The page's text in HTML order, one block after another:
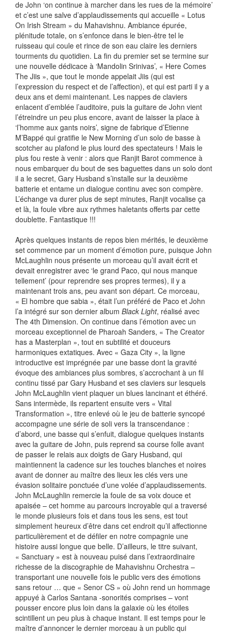
de John ‘on continue à marcher dans les rues de la mémoire’
et c’est une salve d’applaudissements qui accueille « Lotus
On Irish Stream » du Mahavishnu. Ambiance épurée,
plénitude totale, on s’enfonce dans le bien-être tel le
ruisseau qui coule et rince de son eau claire les derniers
tourments du quotidien. La fin du premier set se termine sur
une nouvelle dédicace à ‘Mandolin Srinivas’, « Here Comes
The Jiis », que tout le monde appelait Jiis (qui est
l’expression du respect et de l’affection), et qui est parti il y a
deux ans et demi maintenant. Les nappes de claviers
enlacent d’emblée l’auditoire, puis la guitare de John vient
l’étreindre un peu plus encore, avant de laisser la place à
‘l’homme aux gants noirs’, signe de fabrique d’Etienne
M’Bappé qui gratifie le New Morning d’un solo de basse à
scotcher au plafond le plus lourd des spectateurs ! Mais le
plus fou reste à venir : alors que Ranjit Barot commence à
nous embarquer du bout de ses baguettes dans un solo dont
il a le secret, Gary Husband s’installe sur la deuxième
batterie et entame un dialogue continu avec son compère.
L’échange va durer plus de sept minutes, Ranjit vocalise ça
et là, la foule vibre aux rythmes haletants offerts par cette
doublette. Fantastique !!!
Après quelques instants de repos bien mérités, le deuxième
set commence par un moment d’émotion pure, puisque John
McLaughlin nous présente un morceau qu’il avait écrit et
devait enregistrer avec ‘le grand Paco, qui nous manque
tellement’ (pour reprendre ses propres termes), il y a
maintenant trois ans, peu avant son départ. Ce morceau,
« El hombre que sabia », était l’un préféré de Paco et John
l’a intégré sur son dernier album Black Light, réalisé avec
The 4th Dimension. On continue dans l’émotion avec un
morceau exceptionnel de Pharoah Sanders, « The Creator
has a Masterplan », tout en subtilité et douceurs
harmoniques extatiques. Avec « Gaza City », la ligne
introductive est imprégnée par une basse dont la gravité
évoque des ambiances plus sombres, s’accrochant à un fil
continu tissé par Gary Husband et ses claviers sur lesquels
John McLaughlin vient plaquer un blues lancinant et éthéré.
Sans intermède, ils repartent ensuite vers « Vital
Transformation », titre enlevé où le jeu de batterie syncopé
accompagne une série de soli vers la transcendance :
d’abord, une basse qui s’enfuit, dialogue quelques instants
avec la guitare de John, puis reprend sa course folle avant
de passer le relais aux doigts de Gary Husband, qui
maintiennent la cadence sur les touches blanches et noires
avant de donner au maître des lieux les clés vers une
évasion solitaire ponctuée d’une volée d’applaudissements.
John McLaughlin remercie la foule de sa voix douce et
apaisée – cet homme au parcours incroyable qui a traversé
le monde plusieurs fois et dans tous les sens, est tout
simplement heureux d’être dans cet endroit qu’il affectionne
particulièrement et de défiler en notre compagnie une
histoire aussi longue que belle. D’ailleurs, le titre suivant,
« Sanctuary » est à nouveau puisé dans l’extraordinaire
richesse de la discographie de Mahavishnu Orchestra –
transportant une nouvelle fois le public vers des émotions
sans retour … que « Senor CS » où John rend un hommage
appuyé à Carlos Santana -sonorités comprises – vont
pousser encore plus loin dans la galaxie où les étoiles
scintillent un peu plus à chaque instant. Il est temps pour le
maître d’annoncer le dernier morceau à un public qui